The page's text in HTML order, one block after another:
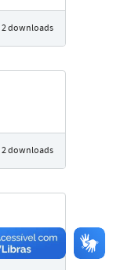
2 downloads
2 downloads